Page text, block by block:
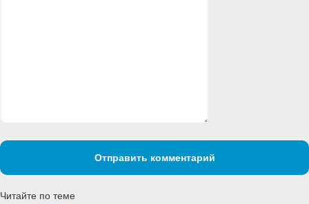
Отправить комментарий
Читайте по теме